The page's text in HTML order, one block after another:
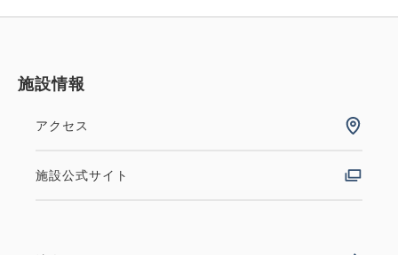
施設情報
アクセス
施設公式サイト